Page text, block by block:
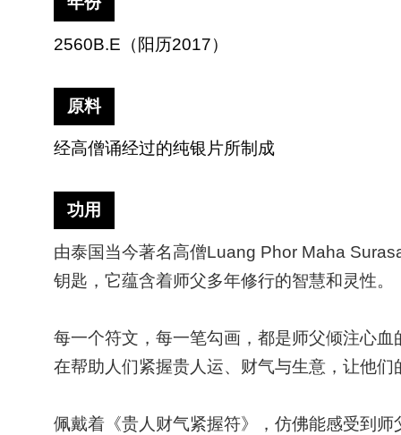
2560B.E （阳历2017）
原料
经高僧诵经过的纯银片所制成
功用
由泰国当今著名高僧Luang Phor Maha
钥匙，它蕴含着师父多年修行的智慧和灵性。
每一个符文，每一笔勾画，都是师父倾注心
在帮助人们紧握贵人运、财气与生意，让他们
佩戴着《贵人财气紧握符》，仿佛能感受到